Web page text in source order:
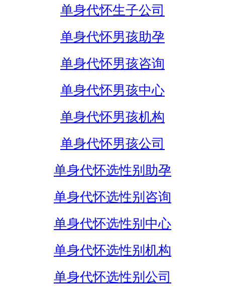
单身代怀生子公司
单身代怀男孩助孕
单身代怀男孩咨询
单身代怀男孩中心
单身代怀男孩机构
单身代怀男孩公司
单身代怀选性别助孕
单身代怀选性别咨询
单身代怀选性别中心
单身代怀选性别机构
单身代怀选性别公司